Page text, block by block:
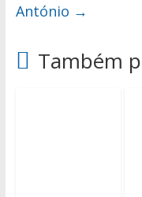
António →
Também